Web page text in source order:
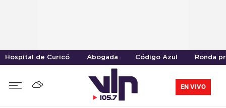
Hospital de Curicó Abogada Código Azul Ronda
EN VIVO